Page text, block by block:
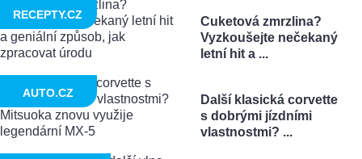
Cuketová zmrzlina?
Vyzkoušejte nečekaný
letní hit a ...
RECEPTY.CZ
Další klasická corvette
s dobrými jízdními
vlastnostmi? ...
AUTO.CZ